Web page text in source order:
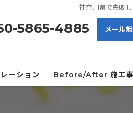
神奈川県で失敗
5865-4885 メール
ーション Before/After 施工